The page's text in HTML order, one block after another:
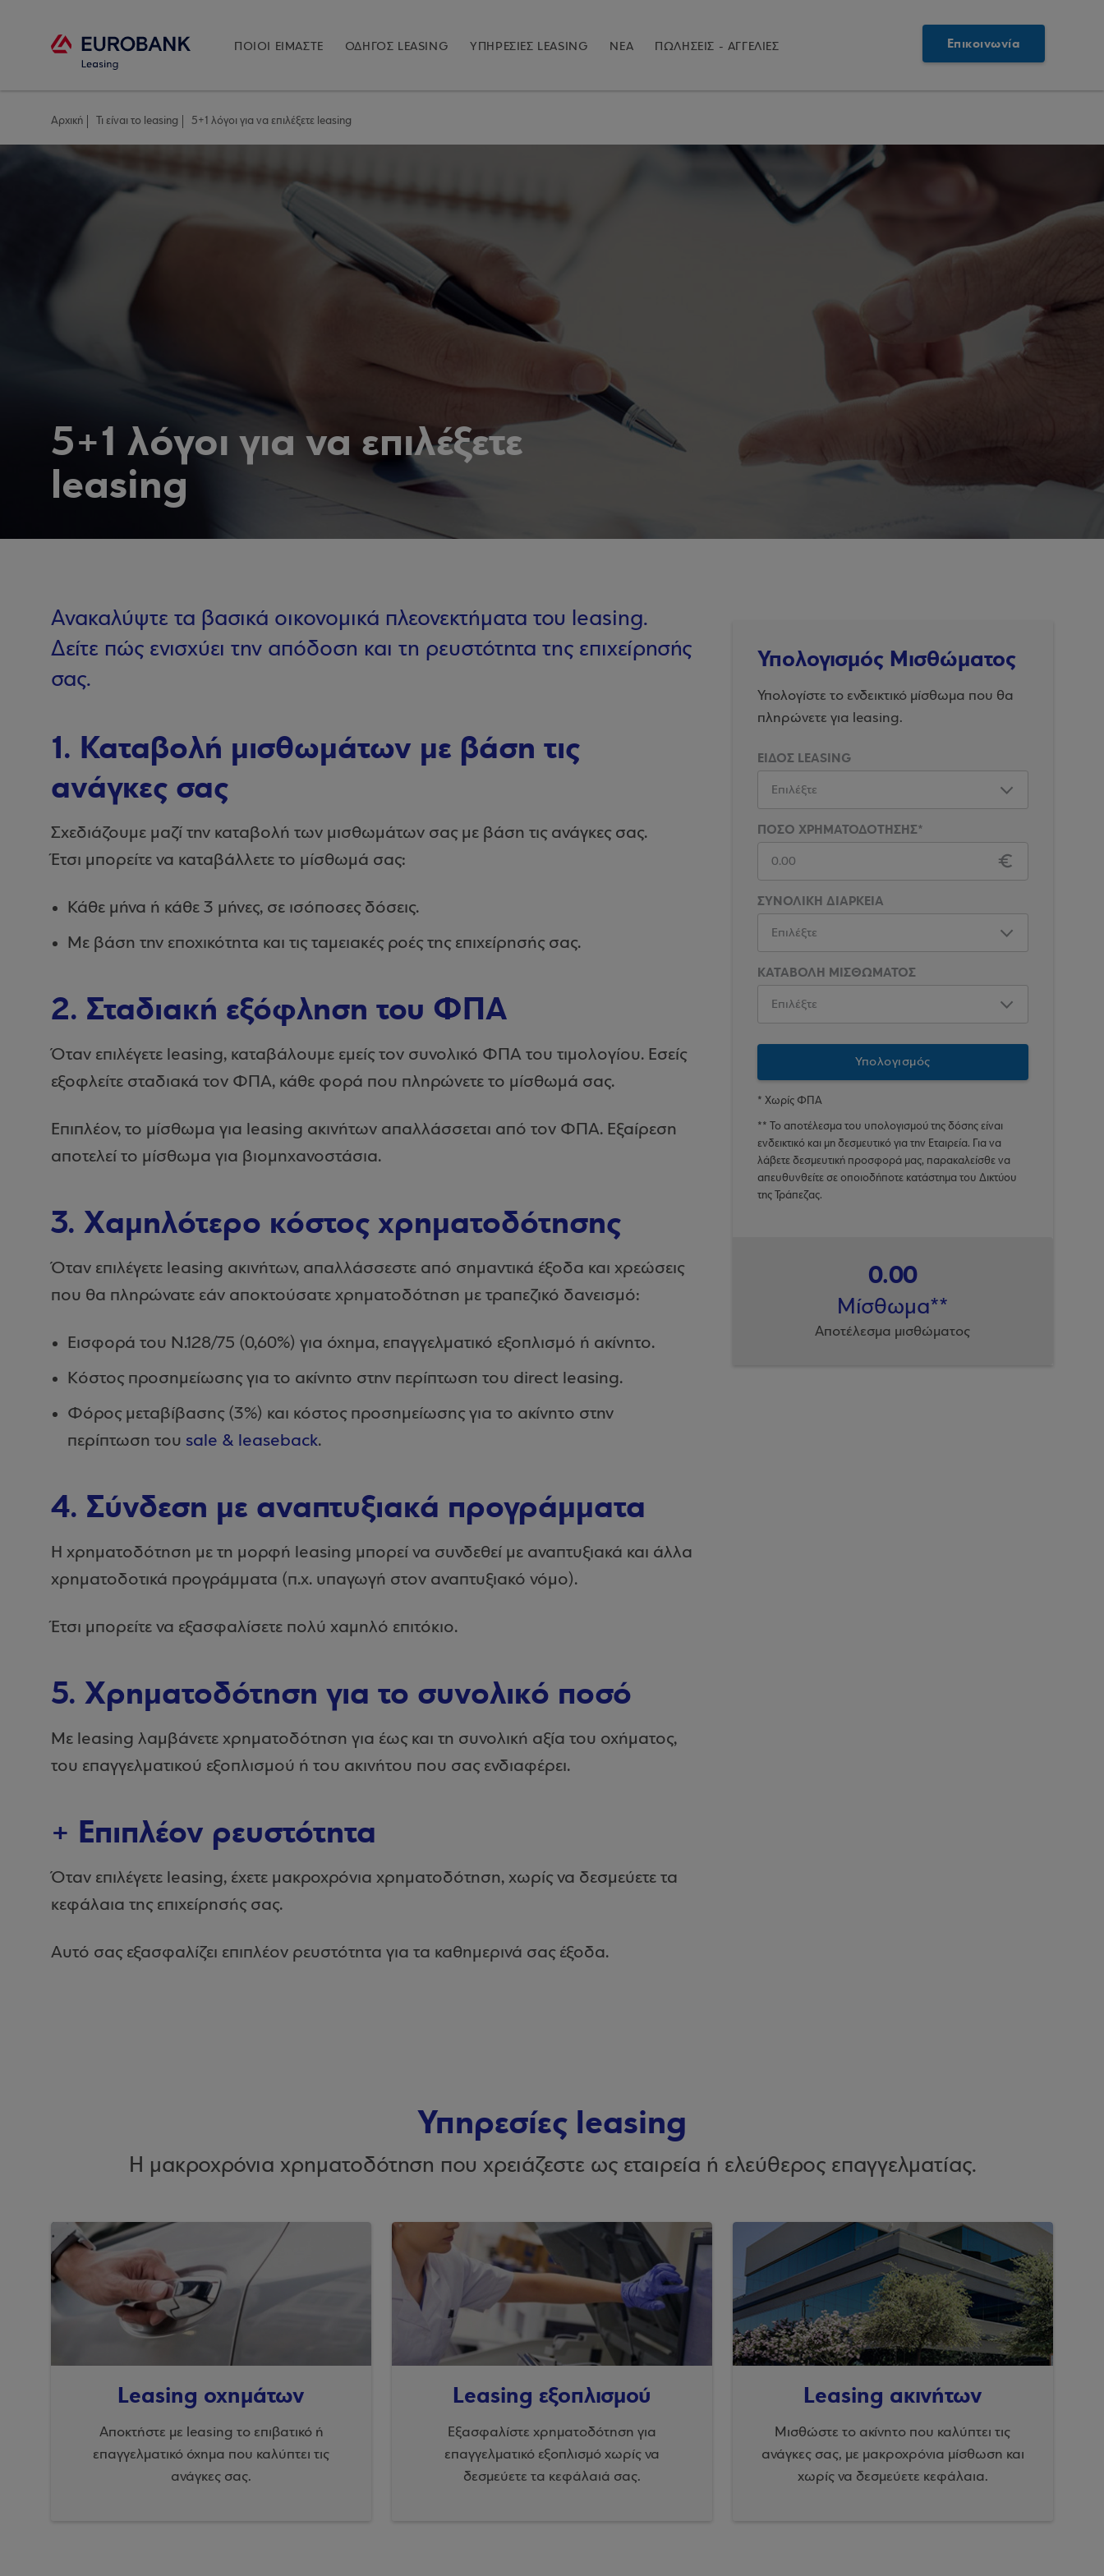
ΠΟΙΟΙ ΕΙΜΑΣΤΕ ΟΔΗΓΟΣ LEASING ΥΠΗΡΕΣΙΕΣ LEASING ΝΕΑ ΠΩΛΗΣΕΙΣ - ΑΓΓΕΛΙΕΣ Επικοινωνία
Αρχική Τι είναι το leasing 5+1 λόγοι για να επιλέξετε leasing
5+1 λόγοι για να επιλέξετε
leasing
Ανακαλύψτε τα βασικά οικονομικά πλεονεκτήματα του leasing.
Δείτε πώς ενισχύει την απόδοση και τη ρευστότητα της επιχείρησής
σας.
1. Καταβολή μισθωμάτων με βάση τις
ανάγκες σας
Σχεδιάζουμε μαζί την καταβολή των μισθωμάτων σας με βάση τις ανάγκες σας.
Έτσι μπορείτε να καταβάλλετε το μίσθωμά σας:
Κάθε μήνα ή κάθε 3 μήνες, σε ισόποσες δόσεις.
Με βάση την εποχικότητα και τις ταμειακές ροές της επιχείρησής σας.
2. Σταδιακή εξόφληση του ΦΠΑ
Όταν επιλέγετε leasing, καταβάλουμε εμείς τον συνολικό ΦΠΑ του τιμολογίου. Εσείς
εξοφλείτε σταδιακά τον ΦΠΑ, κάθε φορά που πληρώνετε το μίσθωμά σας.
Επιπλέον, το μίσθωμα για leasing ακινήτων απαλλάσσεται από τον ΦΠΑ. Εξαίρεση
αποτελεί το μίσθωμα για βιομηχανοστάσια.
3. Χαμηλότερο κόστος χρηματοδότησης
Όταν επιλέγετε leasing ακινήτων, απαλλάσσεστε από σημαντικά έξοδα και χρεώσεις
που θα πληρώνατε εάν αποκτούσατε χρηματοδότηση με τραπεζικό δανεισμό:
Εισφορά του Ν.128/75 (0,60%) για όχημα, επαγγελματικό εξοπλισμό ή ακίνητο.
Κόστος προσημείωσης για το ακίνητο στην περίπτωση του direct leasing.
Φόρος μεταβίβασης (3%) και κόστος προσημείωσης για το ακίνητο στην
περίπτωση του sale & leaseback.
4. Σύνδεση με αναπτυξιακά προγράμματα
Η χρηματοδότηση με τη μορφή leasing μπορεί να συνδεθεί με αναπτυξιακά και άλλα
χρηματοδοτικά προγράμματα (π.χ. υπαγωγή στον αναπτυξιακό νόμο).
Έτσι μπορείτε να εξασφαλίσετε πολύ χαμηλό επιτόκιο.
5. Χρηματοδότηση για το συνολικό ποσό
Με leasing λαμβάνετε χρηματοδότηση για έως και τη συνολική αξία του οχήματος,
του επαγγελματικού εξοπλισμού ή του ακινήτου που σας ενδιαφέρει.
+ Επιπλέον ρευστότητα
Όταν επιλέγετε leasing, έχετε μακροχρόνια χρηματοδότηση, χωρίς να δεσμεύετε τα
κεφάλαια της επιχείρησής σας.
Αυτό σας εξασφαλίζει επιπλέον ρευστότητα για τα καθημερινά σας έξοδα.
Υπολογισμός Μισθώματος
Υπολογίστε το ενδεικτικό μίσθωμα που θα
πληρώνετε για leasing.
ΕΙΔΟΣ LEASING
ΠΟΣΟ ΧΡΗΜΑΤΟΔΟΤΗΣΗΣ*
ΣΥΝΟΛΙΚΗ ΔΙΑΡΚΕΙΑ
ΚΑΤΑΒΟΛΗ ΜΙΣΘΩΜΑΤΟΣ
* Χωρίς ΦΠΑ
** Το αποτέλεσμα του υπολογισμού της δόσης είναι
ενδεικτικό και μη δεσμευτικό για την Εταιρεία. Για να
λάβετε δεσμευτική προσφορά μας, παρακαλείσθε να
απευθυνθείτε σε οποιοδήποτε κατάστημα του Δικτύου
της Τράπεζας.
0.00
Μίσθωμα**
Αποτέλεσμα μισθώματος
Υπηρεσίες leasing
Η μακροχρόνια χρηματοδότηση που χρειάζεστε ως εταιρεία ή ελεύθερος επαγγελματίας.
Leasing οχημάτων
Αποκτήστε με leasing το επιβατικό ή
επαγγελματικό όχημα που καλύπτει τις
ανάγκες σας.
Leasing εξοπλισμού
Εξασφαλίστε χρηματοδότηση για
επαγγελματικό εξοπλισμό χωρίς να
δεσμεύετε τα κεφάλαιά σας.
Leasing ακινήτων
Μισθώστε το ακίνητο που καλύπτει τις
ανάγκες σας, με μακροχρόνια μίσθωση και
χωρίς να δεσμεύετε κεφάλαια.